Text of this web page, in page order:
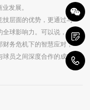
发展。
层面的优势，更通过与
球影响力。可以说，梅
务危机下的智慧应对，
员之间深度合作的成功